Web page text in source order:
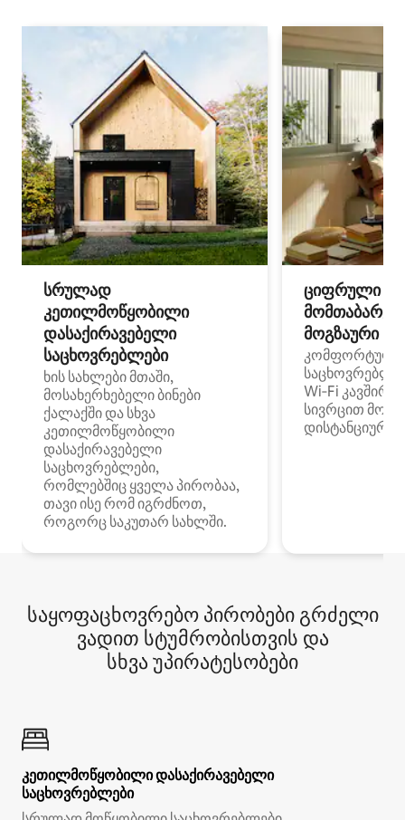
სრულად
კეთილმოწყობილი
დასაქირავებელი
საცხოვრებლები
ხის სახლები მთაში,
მოსახერხებელი ბინები
ქალაქში და სხვა
კეთილმოწყობილი
დასაქირავებელი
საცხოვრებლები,
რომლებშიც ყველა პირობაა,
თავი ისე რომ იგრძნოთ,
როგორც საკუთარ სახლში.
ციფრული
მოგზაური
კომფორტული
Wi‑Fi
სივრცით
დისტანციური
საყოფაცხოვრებო პირობები გრძელი
ვადით სტუმრობისთვის და
სხვა უპირატესობები
კეთილმოწყობილი დასაქირავებელი
საცხოვრებლები